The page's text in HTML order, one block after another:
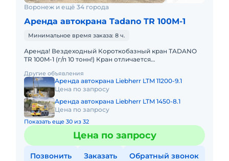
Воронеж и ещё 34 города
Аренда автокрана Tadano TR 100M-1
Минимальное время заказа: 8 ч.
Аренда! Вездеходный Короткобазный кран TADANO
TR 100M-1 (г/п 10 тонн!) Кран отличается
бездорожью. Технические
Другие объявления
Аренда автокрана Liebherr LTM 11200-9.1
Цена по запросу
Аренда автокрана Liebherr LTM 1450-8.1
Цена по запросу
Показать еще 30 из 32
Цена по запросу
Позвонить Заказать Обратный звонок